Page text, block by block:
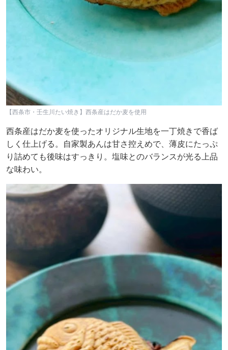
【西条市・壬生川たい焼き】西条産はだか麦を使用
西条産はだか麦を使ったオリジナル生地を一丁焼きで香ば
しく仕上げる。自家製あんは甘さ控えめで、薄皮にたっぷ
り詰めても後味はすっきり。塩味とのバランスが光る上品
な味わい。